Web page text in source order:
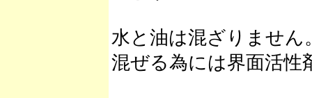
水と油は混ざりません
混ぜる為には界面活性